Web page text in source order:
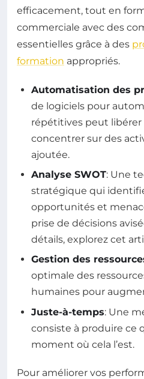
efficacement, tout en
commerciale avec des
essentielles grâce à des
formation appropriés.
Automatisation des
de logiciels pour
répétitives peut
concentrer sur des
ajoutée.
Analyse SWOT: Une
stratégique qui
opportunités et
prise de décisions
détails, explorez cet
Gestion des
optimale des
humaines pour
Juste-à-temps: Une
consiste à produire ce
moment où cela l’est.
Pour améliorer vos